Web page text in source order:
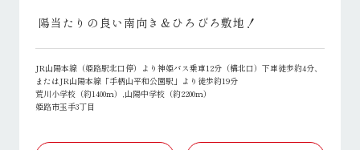
陽当たりの良い南向き＆ひろびろ敷地！
JR山陽本線（姫路駅北口停）より神姫バス乗車12分（構北口）下車徒歩約4分、
またはJR山陽本線「手柄山平和公園駅」より徒歩約19分
荒川小学校（約1400ｍ）,山陽中学校（約2200ｍ）
姫路市玉手3丁目